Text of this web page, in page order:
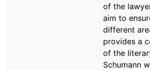
of the
aim to
different
provides a
of the
Schumann